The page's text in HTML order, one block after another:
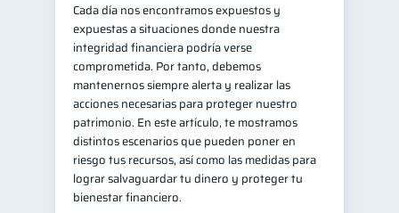
Cada día nos encontramos expuestos y
expuestas a situaciones donde nuestra
integridad financiera podría verse
comprometida. Por tanto, debemos
mantenernos siempre alerta y realizar las
acciones necesarias para proteger nuestro
patrimonio. En este artículo, te mostramos
distintos escenarios que pueden poner en
riesgo tus recursos, así como las medidas para
lograr salvaguardar tu dinero y proteger tu
bienestar financiero.